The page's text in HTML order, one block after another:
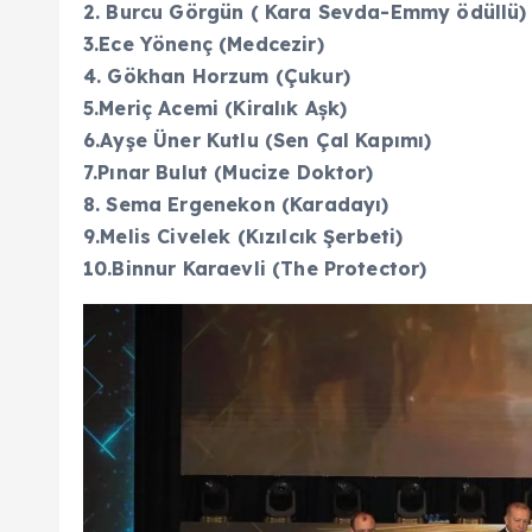
2. Burcu Görgün ( Kara Sevda-Emmy ödüllü)
3.Ece Yönenç (Medcezir)
4. Gökhan Horzum (Çukur)
5.Meriç Acemi (Kiralık Așk)
6.Ayşe Üner Kutlu (Sen Çal Kapımı)
7.Pınar Bulut (Mucize Doktor)
8. Sema Ergenekon (Karadayı)
9.Melis Civelek (Kızılcık Şerbeti)
10.Binnur Karaevli (The Protector)